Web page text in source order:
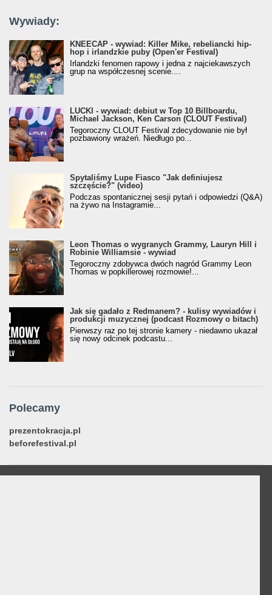
Wywiady:
KNEECAP - wywiad: Killer Mike, rebeliancki hip-
hop i irlandzkie puby (Open'er Festival)
Irlandzki fenomen rapowy i jedna z najciekawszych
grup na współczesnej scenie....
LUCKI - wywiad: debiut w Top 10 Billboardu,
Michael Jackson, Ken Carson (CLOUT Festival)
Tegoroczny CLOUT Festival zdecydowanie nie był
pozbawiony wrażeń. Niedługo po...
Spytaliśmy Lupe Fiasco "Jak definiujesz
szczęście?" (video)
Podczas spontanicznej sesji pytań i odpowiedzi (Q&A)
na żywo na Instagramie...
Leon Thomas o wygranych Grammy, Lauryn Hill i
Robinie Williamsie - wywiad
Tegoroczny zdobywca dwóch nagród Grammy Leon
Thomas w popkillerowej rozmowie!...
Jak się gadało z Redmanem? - kulisy wywiadów i
produkcji muzycznej (podcast Rozmowy o bitach)
Pierwszy raz po tej stronie kamery - niedawno ukazał
się nowy odcinek podcastu...
Polecamy
prezentokracja.pl
beforefestival.pl